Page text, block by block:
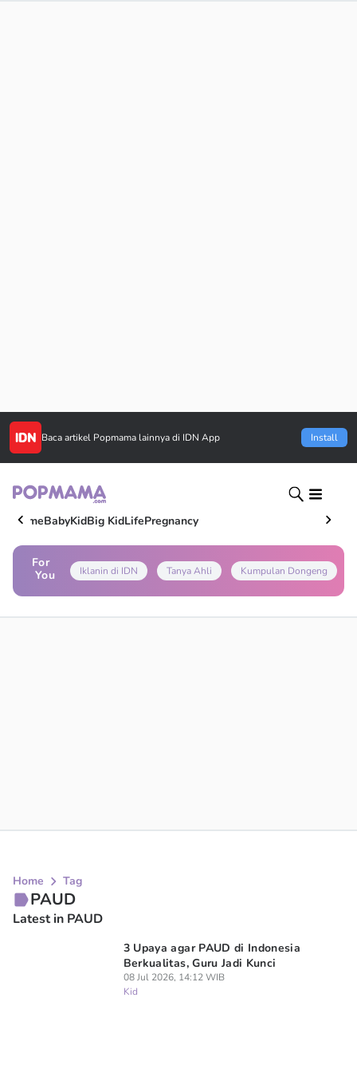
Baca artikel Popmama lainnya di IDN App Install
HomeBabyKidBig KidLifePregnancy
For
You
Iklanin di IDN Tanya Ahli Kumpulan Dongeng
Home Tag
PAUD
Latest in PAUD
3 Upaya agar PAUD di Indonesia
Berkualitas, Guru Jadi Kunci
08 Jul 2026, 14:12 WIB
Kid